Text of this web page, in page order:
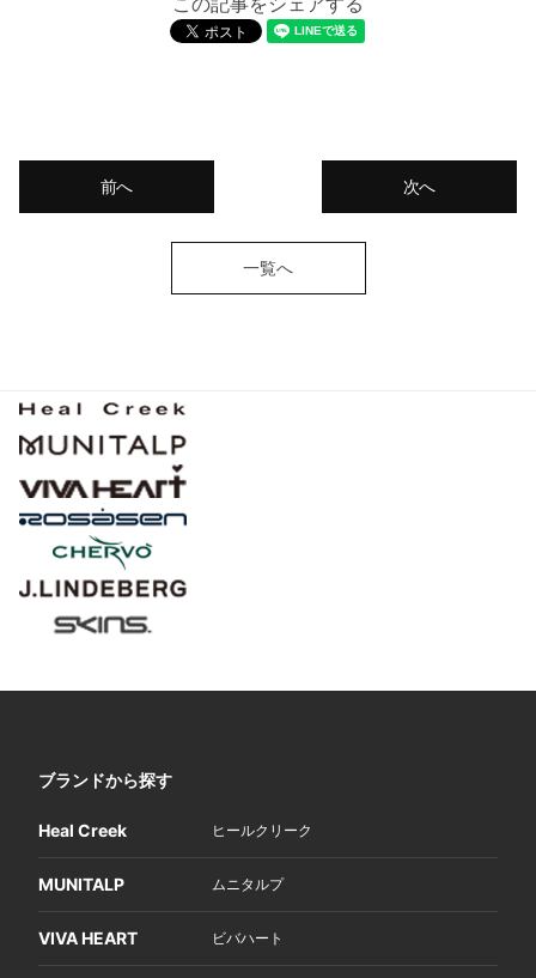
この記事をシェアする
一覧へ
前へ 次へ
ブランドから探す
Heal Creek ヒールクリーク
MUNITALP ムニタルプ
VIVA HEART ビバハート